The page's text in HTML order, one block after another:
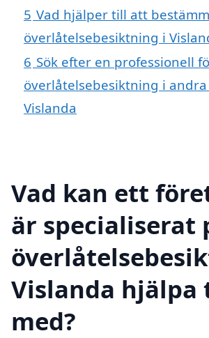
5 Vad hjälper till att
överlåtelsebesiktning i
6 Sök efter en professionell
överlåtelsebesiktning i
Vislanda
Vad kan ett
är specialiserat
Vislanda hjälpa
med?